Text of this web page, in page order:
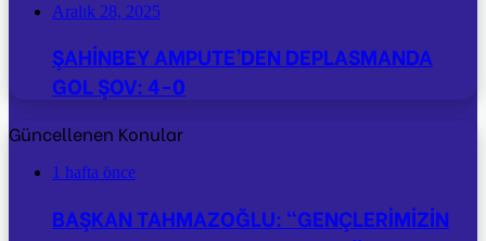
Aralık 28, 2025
ŞAHİNBEY AMPUTE’DEN DEPLASMANDA
GOL ŞOV: 4-0
Güncellenen Konular
1 hafta önce
BAŞKAN TAHMAZOĞLU: “GENÇLERİMİZİN